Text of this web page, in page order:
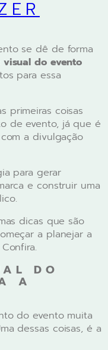
se dê de forma
do evento
para essa
primeiras coisas
de evento, já que é
a divulgação
para gerar
e construir uma
dicas que são
a planejar a
DO
A
do evento muita
dessas coisas, é a